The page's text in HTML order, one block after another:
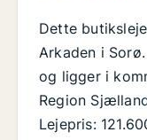
Dette
Arkaden i
og ligger i
Region
Lejepris: